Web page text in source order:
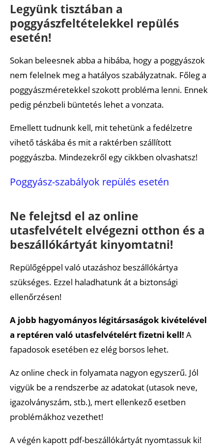
Legyünk tisztában a
poggyászfeltételekkel repülés
esetén!
Sokan beleesnek abba a hibába, hogy a poggyászok
nem felelnek meg a hatályos szabályzatnak. Főleg a
poggyászméretekkel szokott probléma lenni. Ennek
pedig pénzbeli büntetés lehet a vonzata.
Emellett tudnunk kell, mit tehetünk a fedélzetre
vihető táskába és mit a raktérben szállított
poggyászba. Mindezekről egy cikkben olvashatsz!
Poggyász-szabályok repülés esetén
Ne felejtsd el az online
utasfelvételt elvégezni otthon és a
beszállókártyát kinyomtatni!
Repülőgéppel való utazáshoz beszállókártya
szükséges. Ezzel haladhatunk át a biztonsági
ellenőrzésen!
A jobb hagyományos légitársaságok kivételével
a reptéren való utasfelvételért fizetni kell! A
fapadosok esetében ez elég borsos lehet.
Az online check in folyamata nagyon egyszerű. Jól
vigyük be a rendszerbe az adatokat (utasok neve,
igazolványszám, stb.), mert ellenkező esetben
problémákhoz vezethet!
A végén kapott pdf-beszállókártyát nyomtassuk ki!